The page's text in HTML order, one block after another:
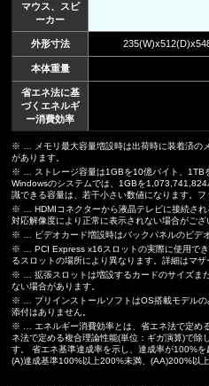
マウス、スピ
ーカー
外形寸法
本体重量
省エネ法に基
づくエネルギ
ー消費効率
※ … メモリ最大容量増設時は出荷時に装着済の
があります。
※ … ストレージ容量は1GBを10億バイト、1TB
Windowsのシステムでは、1GBを
識できる容量は、若干小さい数値になります。フ
※ … HDMIコネクターから液晶テレビに接続さ
対応解像度により正常に表示されない場合がござ
※ … ビデオカード増設時はバックパネルのビデ
※ … PCI Express x16スロットの実際に使用で
るスロットの場所により異なります。詳細はマ
※ … 拡張スロットは増設するカードのサイズま
ない場合があります。
※ … プリインストールソフトはOS搭載モデルの
添付はありません。
※ … エネルギー消費効率とは、省エネ法で定め
ネ法で定める複合理論性能(単位：ギガ演算)で除
す。 省エネ基準達成率を示し、達成率が100%を
(A)達成基準100%以上200%未満、(AA)200%以